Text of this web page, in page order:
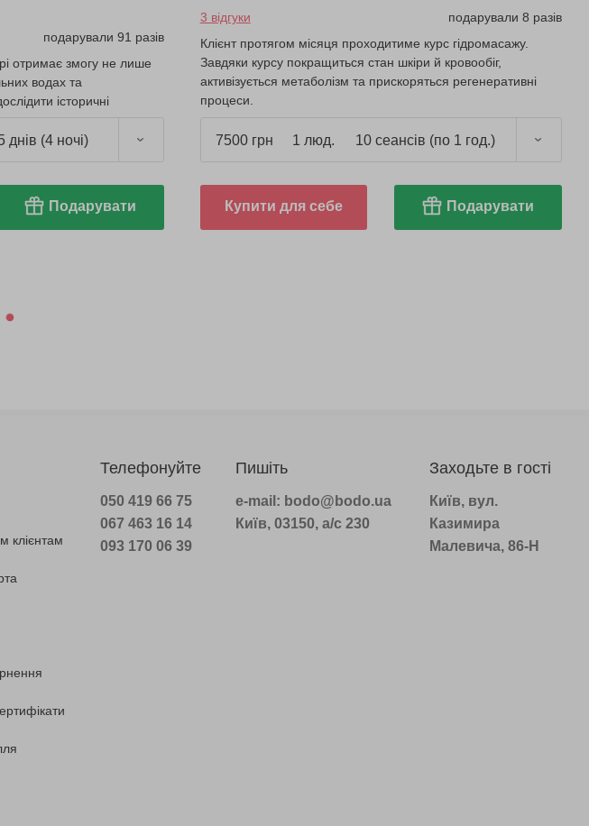
подарували 91 разів
отримає змогу не лише
водах та
історичні
днів (4 ночі)
Подарувати
3 відгуки
подарували 8 разів
Клієнт протягом місяця проходитиме курс гідромасажу.
Завдяки курсу покращиться стан шкіри й кровообіг,
активізується метаболізм та прискоряться регенеративні
процеси.
7500 грн 1 люд. 10 сеансів (по 1 год.)
Купити для себе Подарувати
клієнтам
Телефонуйте
050 419 66 75
067 463 16 14
093 170 06 39
Пишіть
e-mail: bodo@bodo.ua
Київ, 03150, а/с 230
Заходьте в гості
Київ, вул.
Казимира
Малевича, 86-Н